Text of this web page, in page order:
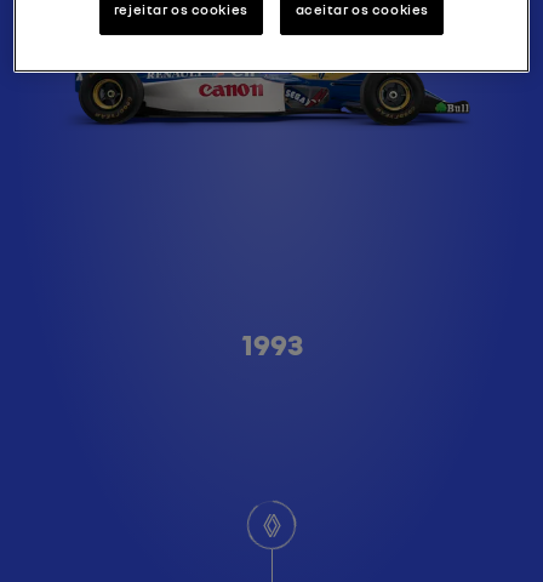
Type A
1993
rejeitar os cookies aceitar os cookies